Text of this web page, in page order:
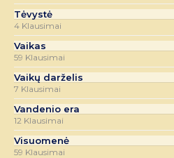
Tėvystė
4 Klausimai
Vaikas
59 Klausimai
Vaikų darželis
7 Klausimai
Vandenio era
12 Klausimai
Visuomenė
59 Klausimai